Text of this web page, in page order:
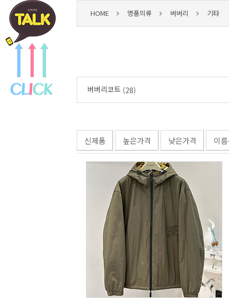
HOME 명품의류 버버리 기타
버버리코트 (28)
신제품 높은가격 낮은가격 이